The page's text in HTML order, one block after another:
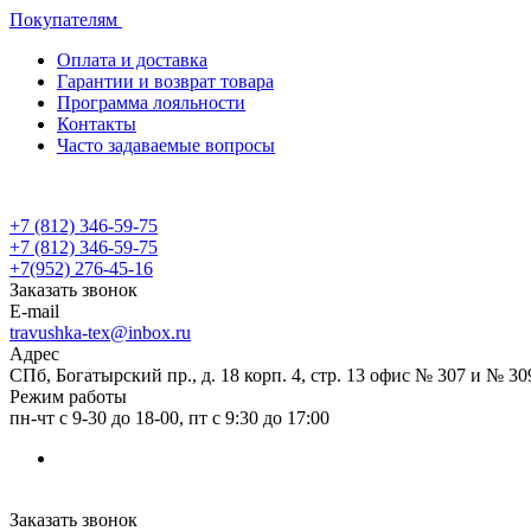
Покупателям
Оплата и доставка
Гарантии и возврат товара
Программа лояльности
Контакты
Часто задаваемые вопросы
+7 (812) 346-59-75
+7 (812) 346-59-75
+7(952) 276-45-16
Заказать звонок
E-mail
travushka-tex@inbox.ru
Адрес
СПб, Богатырский пр., д. 18 корп. 4, стр. 13 офис № 307 и №
Режим работы
пн-чт с 9-30 до 18-00, пт с 9:30 до 17:00
Заказать звонок